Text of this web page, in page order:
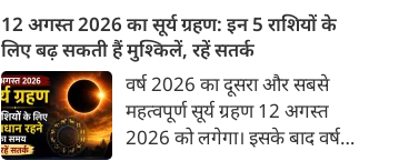
महत्व दोगुना हो जाता है। ज्योतिष
और शास्त्रों में सूर्यदेव को भगवान
शिव का ही प्रत्यक्ष स्वरूप (शिव-सूर्य)
माना गया है। सावन के 11वें दिन
(रविवार) को शिवजी की उपासना के
साथ-साथ सूर्यदेव की पूजा करने से
12 अगस्त 2026 का सूर्य ग्रहण: इन 5 राशियों के
लिए बढ़ सकती हैं मुश्किलें, रहें सतर्क
वर्ष 2026 का दूसरा और सबसे
महत्वपूर्ण सूर्य ग्रहण 12 अगस्त
2026 को लगेगा। इसके बाद वर्ष